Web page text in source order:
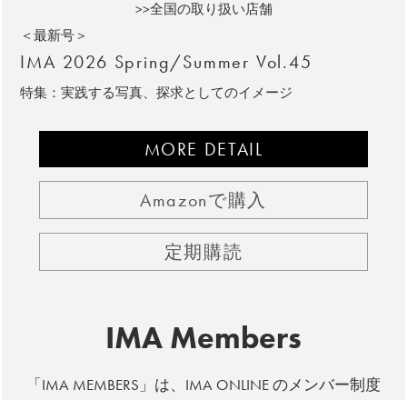
>>全国の取り扱い店舗
＜最新号＞
IMA 2026 Spring/Summer Vol.45
特集：実践する写真、探求としてのイメージ
MORE DETAIL
Amazonで購入
定期購読
IMA Members
「IMA MEMBERS」は、IMA ONLINE のメンバー制度